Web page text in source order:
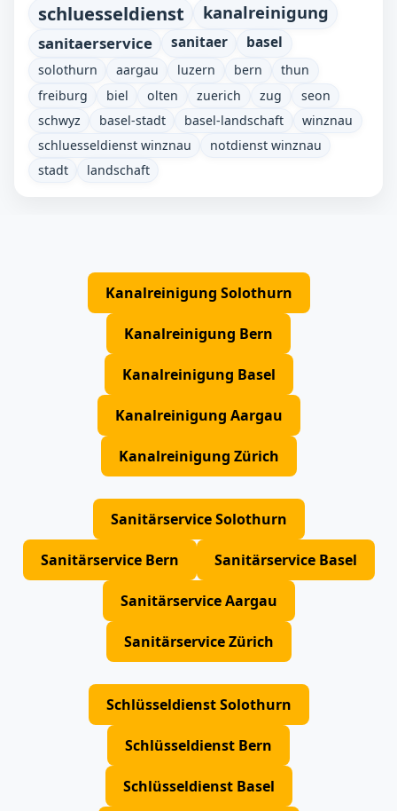
schluesseldienst kanalreinigung
sanitaerservice sanitaer basel
solothurn aargau luzern bern
thun
freiburg
biel olten zuerich zug
seon
schwyz
basel-stadt basel-landschaft
winznau
schluesseldienst winznau
notdienst winznau
stadt
landschaft
Kanalreinigung Solothurn
Kanalreinigung Bern
Kanalreinigung Basel
Kanalreinigung Aargau
Kanalreinigung Zürich
Sanitärservice Solothurn
Sanitärservice Bern Sanitärservice Basel
Sanitärservice Aargau
Sanitärservice Zürich
Schlüsseldienst Solothurn
Schlüsseldienst Bern
Schlüsseldienst Basel